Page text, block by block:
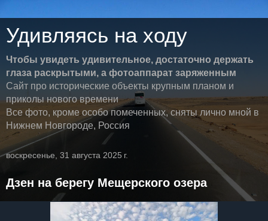
Удивляясь на ходу
Чтобы увидеть удивительное, достаточно держать
глаза раскрытыми, а фотоаппарат заряженным
Сайт про исторические объекты крупным планом и
приколы нового времени
Все фото, кроме особо помеченных, сняты лично мной в
Нижнем Новгороде, Россия
воскресенье, 31 августа 2025 г.
Дзен на берегу Мещерского озера